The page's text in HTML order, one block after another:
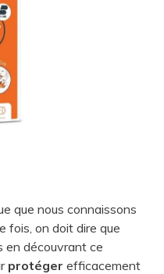
que nous connaissons
fois, on doit dire que
en découvrant ce
protéger efficacement